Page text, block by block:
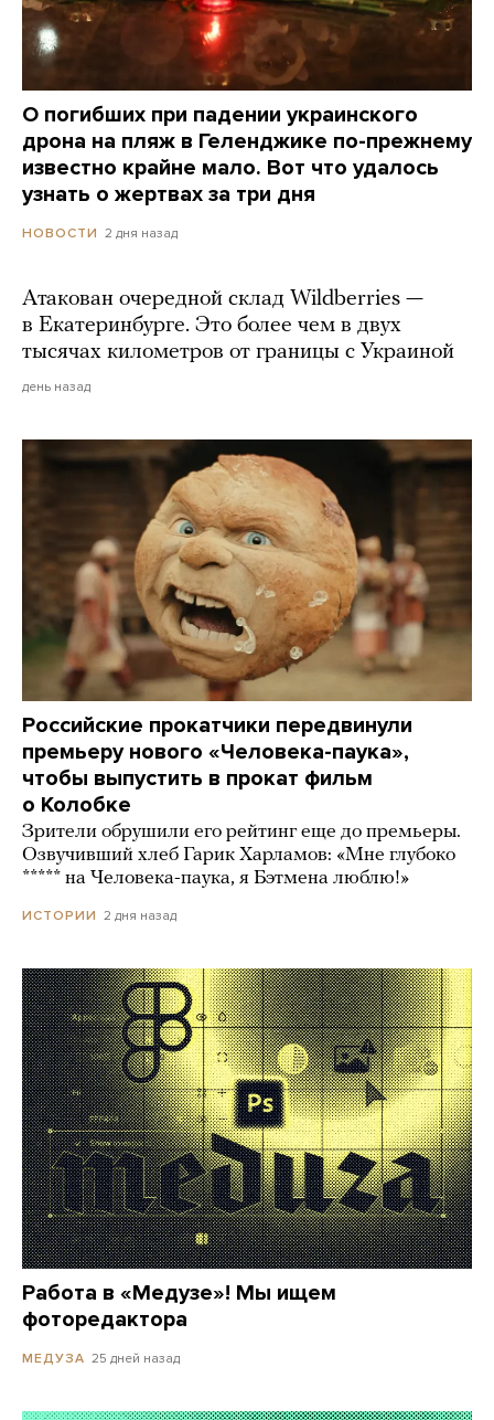
О погибших при падении украинского
дрона на пляж в Геленджике по-прежнему
известно крайне мало. Вот что удалось
узнать о жертвах за три дня
НОВОСТИ 2 дня назад
Атакован очередной склад Wildberries —
в Екатеринбурге. Это более чем в двух
тысячах километров от границы с Украиной
день назад
Российские прокатчики передвинули
премьеру нового «Человека-паука»,
чтобы выпустить в прокат фильм
о Колобке
Зрители обрушили его рейтинг еще до премьеры.
Озвучивший хлеб Гарик Харламов: «Мне глубоко
***** на Человека-паука, я Бэтмена люблю!»
ИСТОРИИ 2 дня назад
Работа в «Медузе»! Мы ищем
фоторедактора
МЕДУЗА 25 дней назад